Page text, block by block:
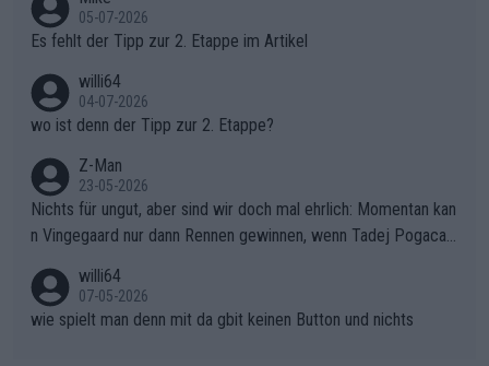
en.Teurer Sekundenpoker: Die Quittung sind nun 15 Sekunden
Rückstand im Gesamtklassement – ein Polster, das Niewiado
gibt. Diese Etappe wird sicher als der psychologische Wendep
unkt dieser Tour in die Geschichte eingehen. Wenn man bei so
einem harten Aufstieg einmal den Moment verpasst und der K
onkurrentin die "zweite Luft" schenkt, ist der Schaden am Ber
g kaum noch zu reparieren.Vor uns liegt nun das große Finale R
ichtung Nizza. Niewiadoma hat psychologisch Oberwasser, ab
er SD Worx und Vollering müssen jetzt All-In gehen. (gregman
n)
r die gehört nicht in dieses Medium!
05-07-2026
Es fehlt der Tipp zur 2. Etappe im Artikel
willi64
04-07-2026
wo ist denn der Tipp zur 2. Etappe?
Z-Man
23-05-2026
Nichts für ungut, aber sind wir doch mal ehrlich: Momentan kan
n Vingegaard nur dann Rennen gewinnen, wenn Tadej Pogacar
willi64
07-05-2026
wie spielt man denn mit da gbit keinen Button und nichts